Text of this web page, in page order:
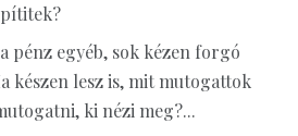
pénz egyéb, sok kézen forgó
készen lesz is, mit mutogattok
ki nézi meg?...